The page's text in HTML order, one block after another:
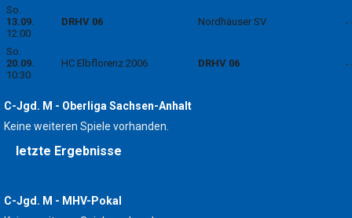
So.
13.09.
12:00
DRHV 06 Nordhäuser SV -
So.
20.09.
10:30
HC Elbflorenz 2006 DRHV 06 -
C-Jgd. M - Oberliga Sachsen-Anhalt
Keine weiteren Spiele vorhanden.
letzte Ergebnisse
C-Jgd. M - MHV-Pokal